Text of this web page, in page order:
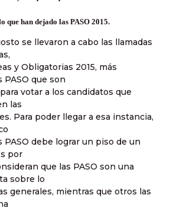
que han dejado las PASO 2015.
se llevaron a cabo las llamadas
y Obligatorias 2015, más
PASO que son
votar a los candidatos que
las
Para poder llegar a esa instancia,
PASO debe lograr un piso de un
por
que las PASO son una
sobre lo
generales, mientras que otros las